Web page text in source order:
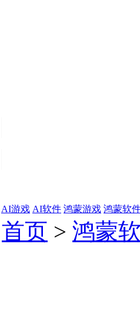
AI游戏 AI软件 鸿蒙游戏 鸿蒙软
首页 > 鸿蒙